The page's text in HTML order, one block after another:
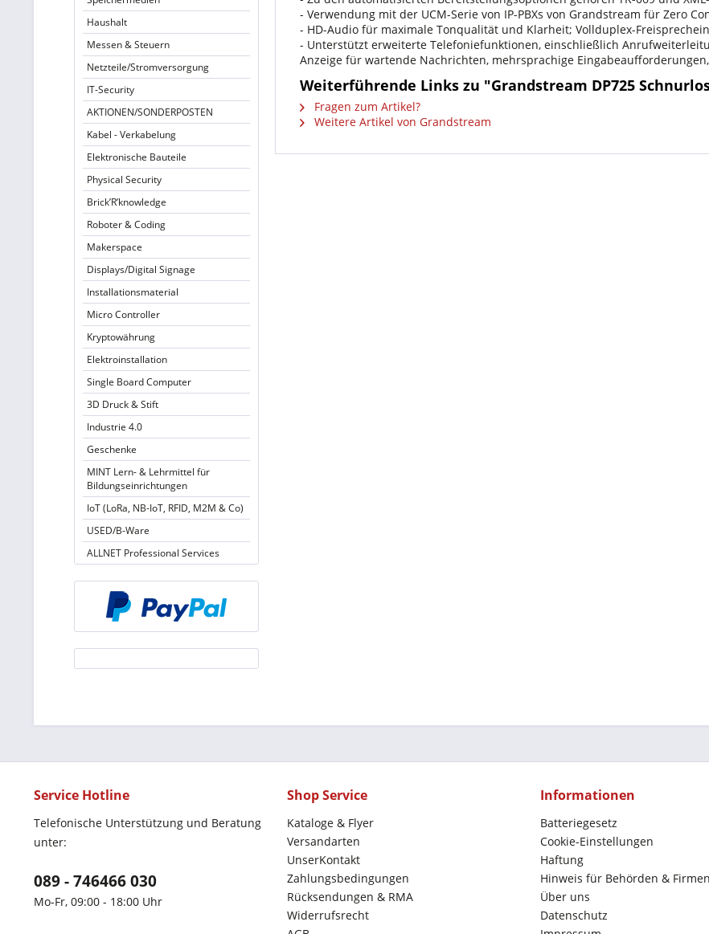
Haushalt
Messen & Steuern
Netzteile/Stromversorgung
IT-Security
AKTIONEN/SONDERPOSTEN
Kabel - Verkabelung
Elektronische Bauteile
Physical Security
Brick’R’knowledge
Roboter & Coding
Makerspace
Displays/Digital Signage
Installationsmaterial
Micro Controller
Kryptowährung
Elektroinstallation
Single Board Computer
3D Druck & Stift
Industrie 4.0
Geschenke
MINT Lern- & Lehrmittel für
Bildungseinrichtungen
IoT (LoRa, NB-IoT, RFID, M2M & Co)
USED/B-Ware
ALLNET Professional Services
- Verwendung mit der UCM-Serie von IP-PBXs von Grandstream für Zero
- HD-Audio für maximale Tonqualität und Klarheit; Vollduplex-
- Unterstützt erweiterte Telefoniefunktionen, einschließlich
Anzeige für wartende Nachrichten, mehrsprachige
Weiterführende Links zu "Grandstream DP725
Fragen zum Artikel?
Weitere Artikel von Grandstream
Service Hotline
Telefonische Unterstützung und Beratung
unter:
089 - 746466 030
Mo-Fr, 09:00 - 18:00 Uhr
Shop Service
Kataloge & Flyer
Versandarten
UnserKontakt
Zahlungsbedingungen
Rücksendungen & RMA
Widerrufsrecht
Informationen
Batteriegesetz
Cookie-Einstellungen
Haftung
Hinweis für Behörden & Firmen
Über uns
Datenschutz